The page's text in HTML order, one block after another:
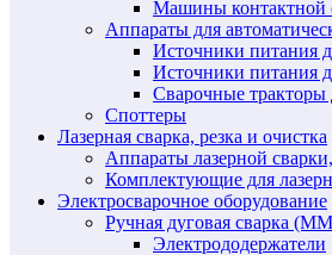
Машины контактной
Аппараты для
Источники питания
Источники питания
Сварочные тракторы
Споттеры
Лазерная сварка, резка и очистка
Аппараты лазерной
Комплектующие для
Электросварочное оборудование
Ручная дуговая сварка
Электрододержатели